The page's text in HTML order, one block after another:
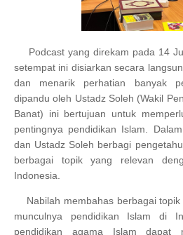
Podcast yang direkam pada 14
setempat ini disiarkan secara
dan menarik perhatian banyak
dipandu oleh Ustadz Soleh (Wakil
Banat) ini bertujuan untuk
pentingnya pendidikan Islam.
dan Ustadz Soleh berbagi
berbagai topik yang relevan
Indonesia.
Nabilah membahas berbagai
munculnya pendidikan Islam di
pendidikan agama Islam dapat